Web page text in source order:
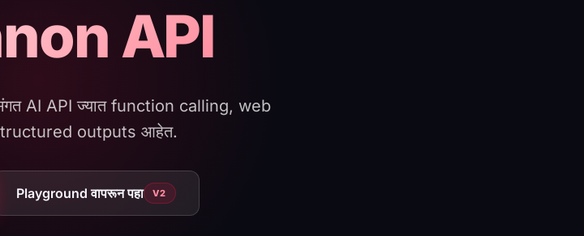
API
AI API ज्यात function calling, web
outputs आहेत.
Playground वापरून पहा V2